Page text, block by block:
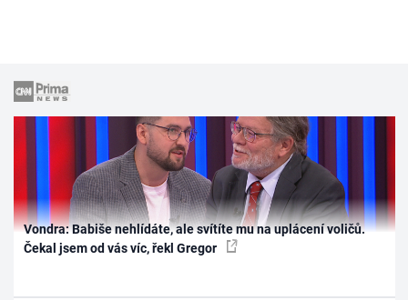
Vondra: Babiše nehlídáte, ale svítíte mu na uplácení voličů.
Čekal jsem od vás víc, řekl Gregor